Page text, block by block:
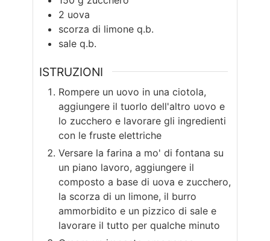
2 uova
scorza di limone q.b.
sale q.b.
ISTRUZIONI
Rompere un uovo in una ciotola,
aggiungere il tuorlo dell'altro uovo e
lo zucchero e lavorare gli ingredienti
con le fruste elettriche
Versare la farina a mo' di fontana su
un piano lavoro, aggiungere il
composto a base di uova e zucchero,
la scorza di un limone, il burro
ammorbidito e un pizzico di sale e
lavorare il tutto per qualche minuto